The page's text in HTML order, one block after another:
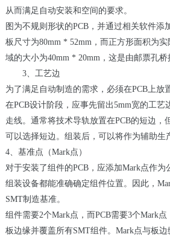
从而满足自动安装和空间的要求。
图为不规则形状的PCB，并通过相关软件添
板尺寸为80mm * 52mm，而正方形面积为
域的大小为40mm * 20mm，这是由邮票孔桥
3、工艺边
为了满足自动制造的需求，必须在PCB上放
在PCB设计阶段，应事先留出5mm宽的工艺
走线。通常将技术导轨放置在PCB的短边，
可以选择短边。组装后，可以将作为辅助生
4、基准点（Mark点）
对于安装了组件的PCB，应添加Mark点作为
组装设备都能准确确定组件位置。因此，
SMT制造基准。
组件需要2个Mark点，而PCB需要3个Mark
板边缘并覆盖所有SMT组件。Mark点与板